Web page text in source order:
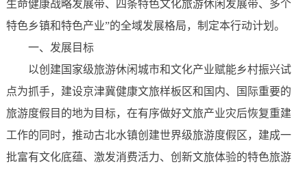
生命健康战略发展带、四条特色文化旅游休闲发展带、多个
特色乡镇和特色产业”的全域发展格局，制定本行动计划。
一、发展目标
以创建国家级旅游休闲城市和文化产业赋能乡村振兴试
点为抓手，建设京津冀健康文旅样板区和国内、国际重要的
旅游度假目的地为目标，在有序做好文旅产业灾后恢复重建
工作的同时，推动古北水镇创建世界级旅游度假区，建成一
批富有文化底蕴、激发消费活力、创新文旅体验的特色旅游